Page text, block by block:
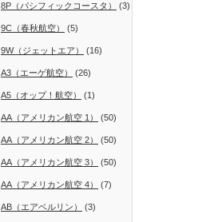
8P（パシフィックコースタ） (3)
9C（春秋航空） (5)
9W（ジェットエア） (16)
A3（エーゲ航空） (26)
A5（オップ！航空） (1)
AA（アメリカン航空 1） (50)
AA（アメリカン航空 2） (50)
AA（アメリカン航空 3） (50)
AA（アメリカン航空 4） (7)
AB（エアベルリン） (3)